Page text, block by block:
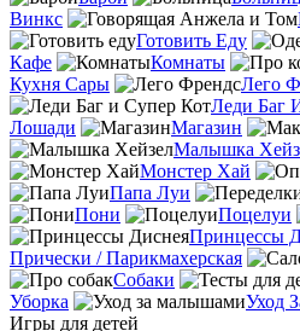
Винкс
Готовить Еду
Кафе
Комнаты
Кухня Сары
Лего
Леди Баг
Лошади
Магазин
Малышка
Монстер Хай
Папа Луи
Пони
Поцелуи
Принцессы
Прически / Парикмахерская
Собаки
Уборка
Уход
Игры для детей